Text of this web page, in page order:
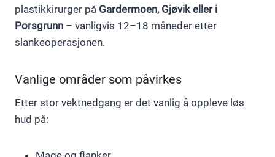
plastikkirurger på Gardermoen, Gjøvik eller i
Porsgrunn – vanligvis 12–18 måneder etter
slankeoperasjonen.
Vanlige områder som påvirkes
Etter stor vektnedgang er det vanlig å oppleve løs
hud på: